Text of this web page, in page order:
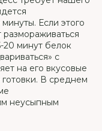
Если этого
размораживаться
20 минут белок
с
на его вкусовые
готовки. В среднем
неусыпным